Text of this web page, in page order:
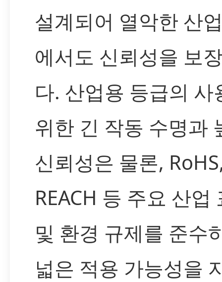
설계되어 열악한 산
에서도 신뢰성을 보
다. 산업용 등급의 사
위한 긴 작동 수명과
신뢰성은 물론,
REACH 등 주요 산업
및 환경 규제를 준수
넓은 적용 가능성을